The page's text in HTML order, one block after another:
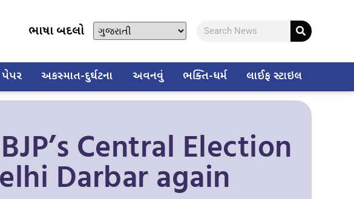
ભાષા બદલો
અકસ્માત-દુર્ઘટના અવનવું ભક્તિ-ધર્મ લાઈફ સ્ટાઇલ
Central Election
Darbar again